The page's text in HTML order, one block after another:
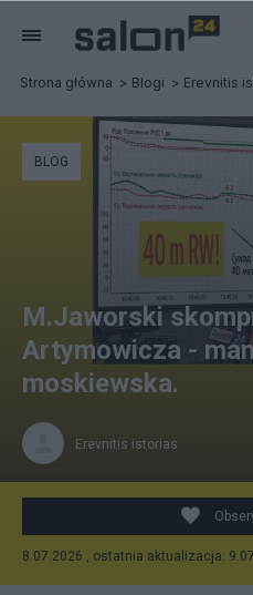
Strona główna Blogi Erevnitis
prezentacja- AI
BLOG
M.Jaworski
Artymowicza -
moskiewska.
Erevnitis istorias
8.07.2026 , ostatnia aktualizacja: